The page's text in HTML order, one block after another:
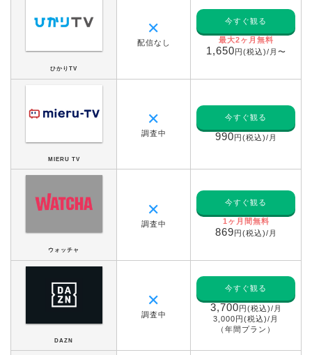
ひかりTV
✕
配信なし
今すぐ観る
最大2ヶ月無料
1,650円(税込)/月〜
MIERU TV
✕
調査中
今すぐ観る
990円(税込)/月
ウォッチャ
✕
調査中
今すぐ観る
1ヶ月間無料
869円(税込)/月
DAZN
✕
調査中
今すぐ観る
3,700円(税込)/月
3,000円(税込)/月
（年間プラン）